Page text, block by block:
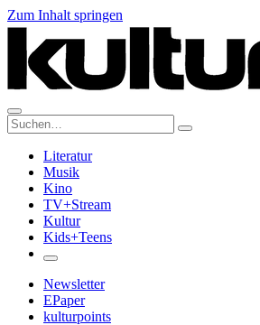
Zum Inhalt springen
Suche:
Literatur
Musik
Kino
TV+Stream
Kultur
Kids+Teens
Newsletter
EPaper
kulturpoints